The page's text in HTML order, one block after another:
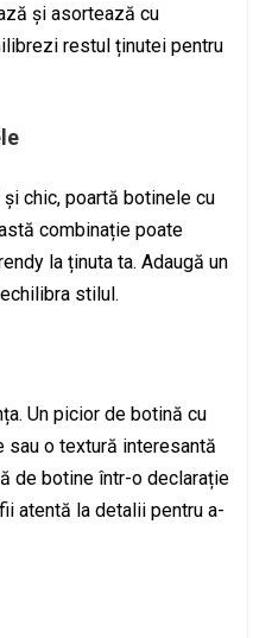
și asortează cu
restul ținutei pentru
chic, poartă botinele cu
combinație poate
la ținuta ta. Adaugă un
stilul.
Un picior de botină cu
sau o textură interesantă
de botine într-o declarație
atentă la detalii pentru a-